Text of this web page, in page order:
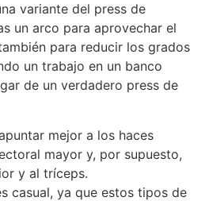
variante del press de
un arco para aprovechar el
para reducir los grados
un trabajo en un banco
de un verdadero press de
mejor a los haces
mayor y, por supuesto,
y al tríceps.
casual, ya que estos tipos de